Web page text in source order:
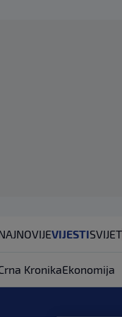
VIJESTISVIJET
KronikaEkonomija